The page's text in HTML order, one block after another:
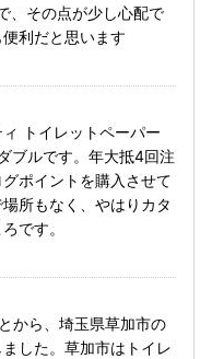
、その点が少し心配で
利だと思います
トイレットペーパー
ブルです。年大抵4回注
ポイントを購入させて
所もなく、やはりカタ
です。
から、埼玉県草加市の
した。草加市はトイレ